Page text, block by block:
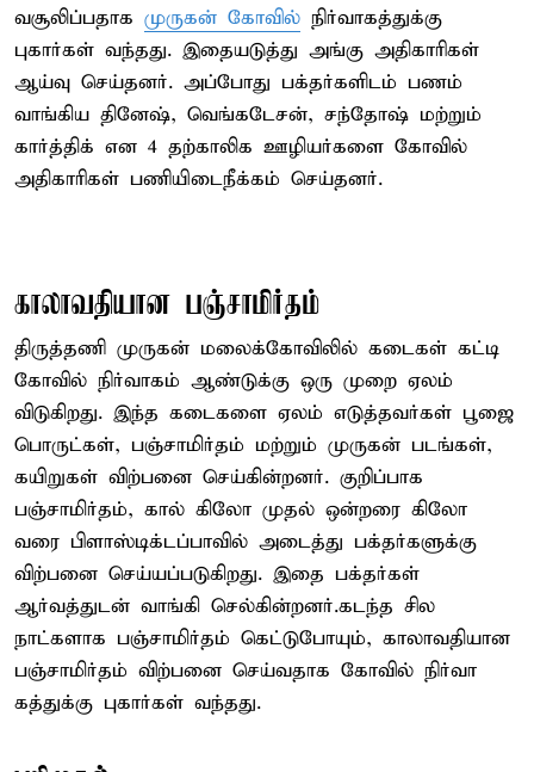
வசூலிப்பதாக முருகன் கோவில் நிர்வாகத்துக்கு
புகார்கள் வந்தது. இதையடுத்து அங்கு அதிகாரிகள்
ஆய்வு செய்தனர். அப்போது பக்தர்களிடம் பணம்
வாங்கிய தினேஷ், வெங்கடேசன், சந்தோஷ் மற்றும்
கார்த்திக் என 4 தற்காலிக ஊழியர்களை கோவில்
அதிகாரிகள் பணியிடைநீக்கம் செய்தனர்.
காலாவதியான பஞ்சாமிர்தம்
திருத்தணி முருகன் மலைக்கோவிலில் கடைகள் கட்டி
கோவில் நிர்வாகம் ஆண்டுக்கு ஒரு முறை ஏலம்
விடுகிறது. இந்த கடைகளை ஏலம் எடுத்தவர்கள் பூஜை
பொருட்கள், பஞ்சாமிர்தம் மற்றும் முருகன் படங்கள்,
கயிறுகள் விற்பனை செய்கின்றனர். குறிப்பாக
பஞ்சாமிர்தம், கால் கிலோ முதல் ஒன்றரை கிலோ
வரை பிளாஸ்டிக்டப்பாவில் அடைத்து பக்தர்களுக்கு
விற்பனை செய்யப்படுகிறது. இதை பக்தர்கள்
ஆர்வத்துடன் வாங்கி செல்கின்றனர்.கடந்த சில
நாட்களாக பஞ்சாமிர்தம் கெட்டுபோயும், காலாவதியான
பஞ்சாமிர்தம் விற்பனை செய்வதாக கோவில் நிர்வா
கத்துக்கு புகார்கள் வந்தது.